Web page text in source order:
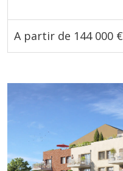
A partir de 144 000 €